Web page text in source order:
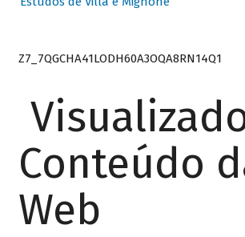
Z7_7QGCHA41LODH60A3OQA8RN14Q1
Conteúdo
Web